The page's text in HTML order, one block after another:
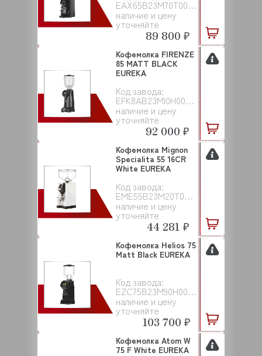
EAX65B23M70T00EAC001
наличие и цену
уточняйте
89 800 ₽
Код завода:
EFK8AB23MI0H00000001
наличие и цену
уточняйте
Кофемолка FIRENZE
85 MATT BLACK
EUREKA
92 000 ₽
Код завода:
EME55B23M20T00EAC101
наличие и цену
уточняйте
Кофемолка Mignon
Specialita 55 16CR
White EUREKA
44 281 ₽
Код завода:
EZC75B23M90H00EAC001
наличие и цену
уточняйте
Кофемолка Helios 75
Matt Black EUREKA
103 700 ₽
Кофемолка Atom W
75 F White EUREKA